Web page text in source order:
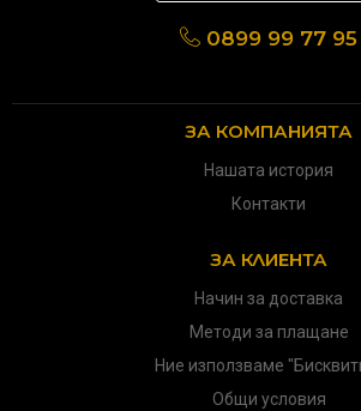
0899 99 77 95
ЗА КОМПАНИЯТА
Нашата история
Контакти
ЗА КЛИЕНТА
Начин за доставка
Методи за плащане
Ние използваме
Общи условия